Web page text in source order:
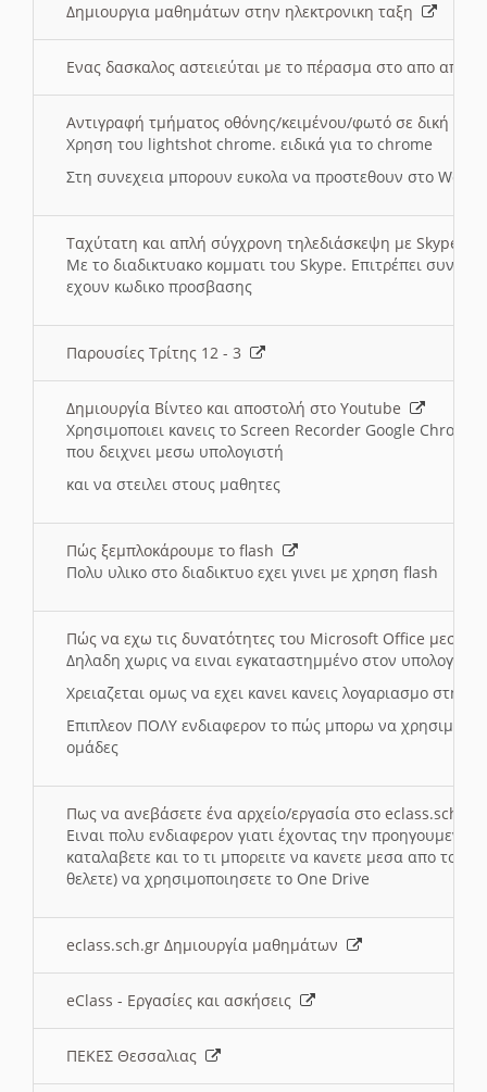
Δημιουργια μαθημάτων στην ηλεκτρονικη ταξη
Ενας δασκαλος αστειεύται με το πέρασμα στο απο
Αντιγραφή τμήματος οθόνης/κειμένου/φωτό σε δική
Χρηση του lightshot chrome. ειδικά για το chrome
Στη συνεχεια μπορουν ευκολα να προστεθουν στο Word
Ταχύτατη και απλή σύγχρονη τηλεδιάσκεψη με Skype
Με το διαδικτυακο κομματι του Skype. Επιτρέπει
εχουν κωδικο προσβασης
Παρουσίες Τρίτης 12 - 3
Δημιουργία Βίντεο και αποστολή στο Youtube
Χρησιμοποιει κανεις το Screen Recorder Google Chrome
που δειχνει μεσω υπολογιστή
και να στειλει στους μαθητες
Πώς ξεμπλοκάρουμε το flash
Πολυ υλικο στο διαδικτυο εχει γινει με χρηση flash
Πώς να εχω τις δυνατότητες του Microsoft Office μεσω
Δηλαδη χωρις να ειναι εγκαταστημμένο στον
Χρειαζεται ομως να εχει κανει κανεις λογαριασμο στη
Επιπλεον ΠΟΛΥ ενδιαφερον το πώς μπορω να
ομάδες
Πως να ανεβάσετε ένα αρχείο/εργασία στο eclass.sch.gr
Ειναι πολυ ενδιαφερον γιατι έχοντας την
καταλαβετε και το τι μπορειτε να κανετε μεσα απο το
θελετε) να χρησιμοποιησετε το One Drive
eclass.sch.gr Δημιουργία μαθημάτων
eClass - Εργασίες και ασκήσεις
ΠΕΚΕΣ Θεσσαλιας